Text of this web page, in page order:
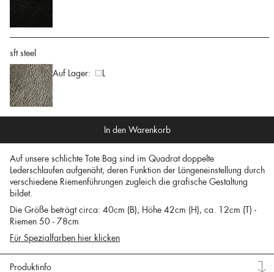
sft steel
Auf Lager:
L
In den Warenkorb
Auf unsere schlichte Tote Bag sind im Quadrat doppelte
Lederschlaufen aufgenäht, deren Funktion der Längeneinstellung durch
verschiedene Riemenführungen zugleich die grafische Gestaltung
bildet.
Die Größe beträgt circa: 40cm (B), Höhe 42cm (H), ca. 12cm (T) -
Riemen 50 - 78cm
Für Spezialfarben hier klicken
Produktinfo